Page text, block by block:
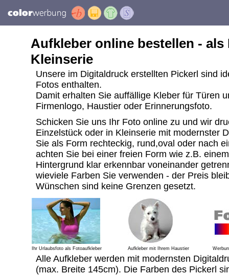
Aufkleber online bestellen -
Kleinserie
Unsere im Digitaldruck erstellten Pickerl sind
Fotos enthalten.
Damit erhalten Sie auffällige Kleber für Türen
Firmenlogo, Haustier oder Erinnerungsfoto.
Schicken Sie uns Ihr Foto online zu und wir
Einzelstück oder in Kleinserie mit modernster
Sie als Form rechteckig, rund,oval oder nach
achten Sie bei einer freien Form wie z.B.
Hintergrund klar erkennbar voneinander
wieviele Farben Sie verwenden - der Preis
Wünschen sind keine Grenzen gesetzt.
Ihr Urlaubsfoto als Fotoaufkleber Aufkleber mit Ihrem Haustier
Alle Aufkleber werden mit modernsten
(max. Breite 145cm). Die Farben des Pickerl